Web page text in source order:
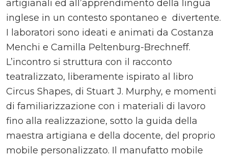
artigianali ed all’apprendimento della lingua
inglese in un contesto spontaneo e divertente.
I laboratori sono ideati e animati da Costanza
Menchi e Camilla Peltenburg-Brechneff.
L’incontro si struttura con il racconto
teatralizzato, liberamente ispirato al libro
Circus Shapes, di Stuart J. Murphy, e momenti
di familiarizzazione con i materiali di lavoro
fino alla realizzazione, sotto la guida della
maestra artigiana e della docente, del proprio
mobile personalizzato. Il manufatto mobile